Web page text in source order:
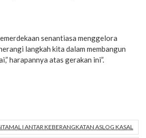
senantiasa menggelora
langkah kita dalam membangun
harapannya atas gerakan ini”.
I ANTAR KEBERANGKATAN ASLOG KASAL